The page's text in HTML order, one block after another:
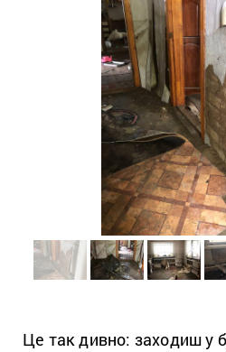
Це так дивно: заходиш у